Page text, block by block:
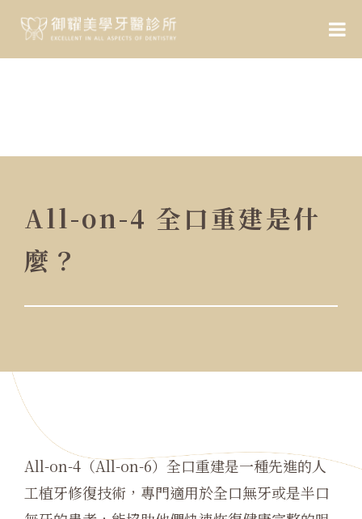
All-on-4 全口重建是什
麼？
All-on-4（All-on-6）全口重建是一種先進的人
工植牙修復技術，專門適用於全口無牙或是半口